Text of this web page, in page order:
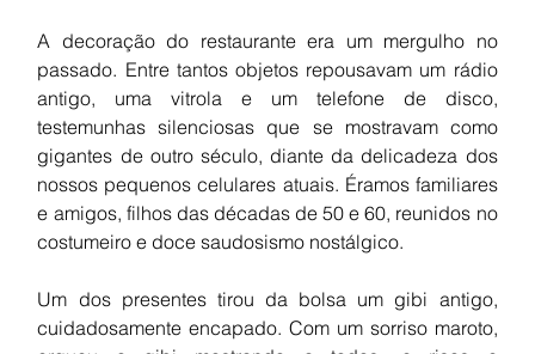
A decoração do restaurante era um mergulho no
passado. Entre tantos objetos repousavam um rádio
antigo, uma vitrola e um telefone de disco,
testemunhas silenciosas que se mostravam como
gigantes de outro século, diante da delicadeza dos
nossos pequenos celulares atuais. Éramos familiares
e amigos, filhos das décadas de 50 e 60, reunidos no
costumeiro e doce saudosismo nostálgico.
Um dos presentes tirou da bolsa um gibi antigo,
cuidadosamente encapado. Com um sorriso maroto,